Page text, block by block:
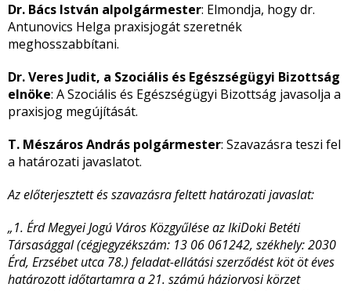
Dr. Bács István alpolgármester: Elmondja, hogy dr.
Antunovics Helga praxisjogát szeretnék
meghosszabbítani.
Dr. Veres Judit, a Szociális és Egészségügyi Bizottság
elnöke: A Szociális és Egészségügyi Bizottság javasolja a
praxisjog megújítását.
T. Mészáros András polgármester: Szavazásra teszi fel
a határozati javaslatot.
Az előterjesztett és szavazásra feltett határozati javaslat:
„1. Érd Megyei Jogú Város Közgyűlése az IkiDoki Betéti
Társasággal (cégjegyzékszám: 13 06 061242, székhely: 2030
Érd, Erzsébet utca 78.) feladat-ellátási szerződést köt öt éves
határozott időtartamra a 21. számú háziorvosi körzet